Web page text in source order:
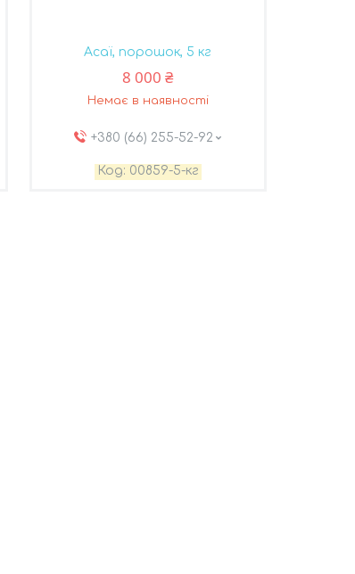
Асаї, порошок, 5 кг
8 000 ₴
Немає в наявності
+380 (66) 255-52-92
00859-5-кг